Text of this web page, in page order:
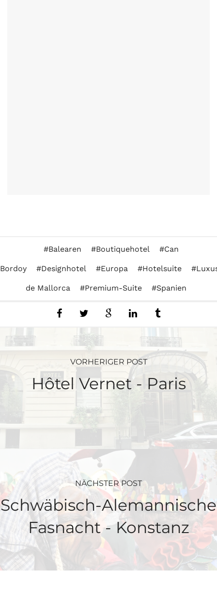
Balearen Boutiquehotel Can
Bordoy Designhotel Europa Hotelsuite
de Mallorca Premium-Suite Spanien
VORHERIGER POST
Hôtel Vernet - Paris
NÄCHSTER POST
Schwäbisch-Alemannische
Fasnacht - Konstanz